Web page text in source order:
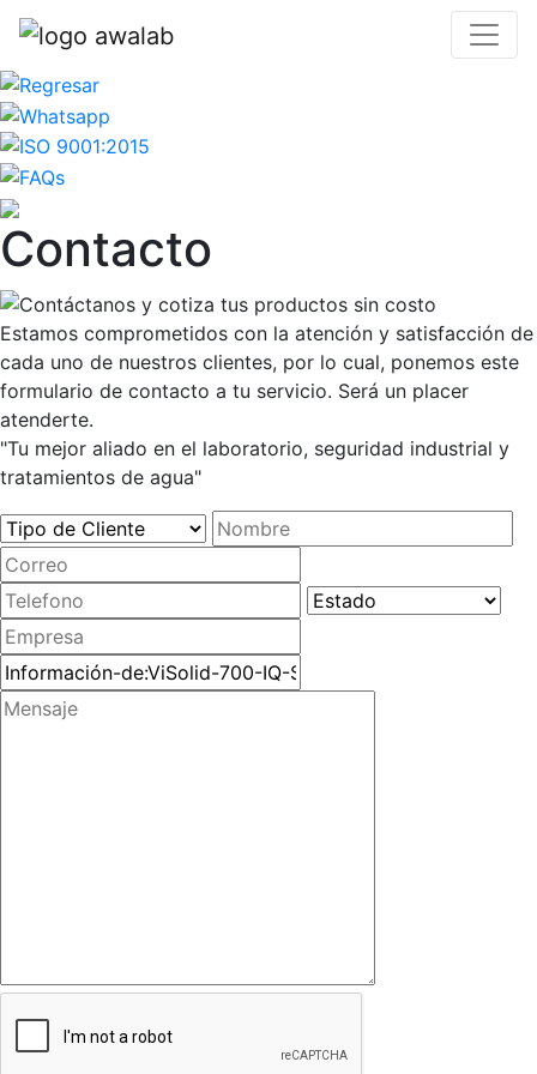
Contacto
Estamos comprometidos con la atención y satisfacción de
cada uno de nuestros clientes, por lo cual, ponemos este
formulario de contacto a tu servicio. Será un placer
atenderte.
"Tu mejor aliado en el laboratorio, seguridad industrial y
tratamientos de agua"